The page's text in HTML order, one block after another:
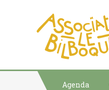
Agenda